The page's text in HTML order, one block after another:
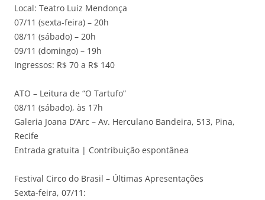
Local: Teatro Luiz Mendonça
07/11 (sexta-feira) – 20h
08/11 (sábado) – 20h
09/11 (domingo) – 19h
Ingressos: R$ 70 a R$ 140
ATO – Leitura de “O Tartufo”
08/11 (sábado), às 17h
Galeria Joana D’Arc – Av. Herculano Bandeira, 513, Pina,
Recife
Entrada gratuita | Contribuição espontânea
Festival Circo do Brasil – Últimas Apresentações
Sexta-feira, 07/11: